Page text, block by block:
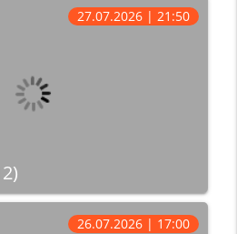
27.07.2026 | 21:50
26.07.2026 | 17:00